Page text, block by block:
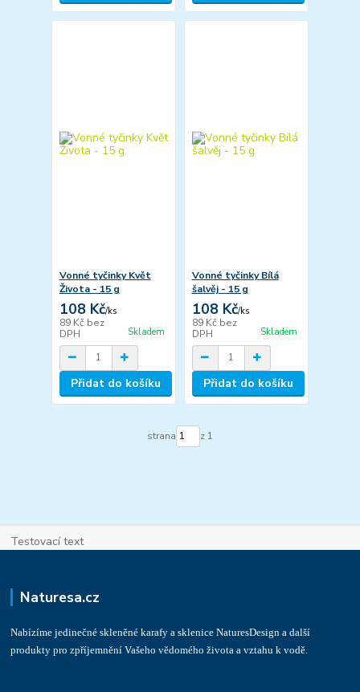
Vonné tyčinky Květ
Života - 15 g
108 Kč/ks
89 Kč bez
DPH
Skladem
Přidat do košíku
Vonné tyčinky Bílá
šalvěj - 15 g
108 Kč/ks
89 Kč bez
DPH
Skladem
Přidat do košíku
strana z 1
Testovací text
Naturesa.cz
Nabízíme jedinečné skleněné karafy a sklenice NaturesDesign a další
produkty pro zpříjemnění Vašeho vědomého života a vztahu k vodě.